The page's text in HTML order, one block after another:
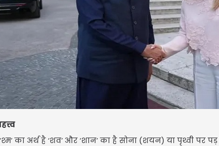
का अर्थ है ‘शव’ और ‘शान’ का है सोना (शयन) या पृथ्वी पर